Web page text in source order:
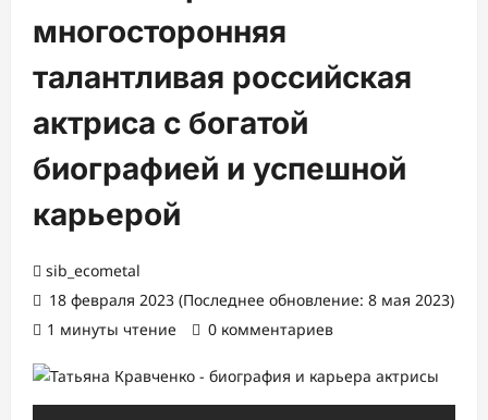
многосторонняя
талантливая российская
актриса с богатой
биографией и успешной
карьерой
sib_ecometal
18 февраля 2023 (Последнее обновление: 8 мая 2023)
1 минуты чтение
0 комментариев